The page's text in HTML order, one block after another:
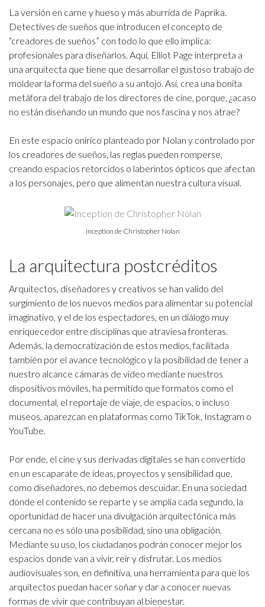
La versión en carne y hueso y más aburrida de Paprika.
Detectives de sueños que introducen el concepto de
“creadores de sueños” con todo lo que ello implica:
profesionales para diseñarlos. Aquí, Elliot Page interpreta a
una arquitecta que tiene que desarrollar el gustoso trabajo de
moldear la forma del sueño a su antojo. Así, crea una bonita
metáfora del trabajo de los directores de cine, porque, ¿acaso
no están diseñando un mundo que nos fascina y nos atrae?
En este espacio onírico planteado por Nolan y controlado por
los creadores de sueños, las reglas pueden romperse,
creando espacios retorcidos o laberintos ópticos que afectan
a los personajes, pero que alimentan nuestra cultura visual.
Inception de Christopher Nolan
La arquitectura postcréditos
Arquitectos, diseñadores y creativos se han valido del
surgimiento de los nuevos medios para alimentar su potencial
imaginativo, y el de los espectadores, en un diálogo muy
enriquecedor entre disciplinas que atraviesa fronteras.
Además, la democratización de estos medios, facilitada
también por el avance tecnológico y la posibilidad de tener a
nuestro alcance cámaras de video mediante nuestros
dispositivos móviles, ha permitido que formatos como el
documental, el reportaje de viaje, de espacios, o incluso
museos, aparezcan en plataformas como TikTok, Instagram o
YouTube.
Por ende, el cine y sus derivadas digitales se han convertido
en un escaparate de ideas, proyectos y sensibilidad que,
como diseñadores, no debemos descuidar. En una sociedad
donde el contenido se reparte y se amplía cada segundo, la
oportunidad de hacer una divulgación arquitectónica más
cercana no es sólo una posibilidad, sino una obligación.
Mediante su uso, los ciudadanos podrán conocer mejor los
espacios donde van a vivir, reír y disfrutar. Los medios
audiovisuales son, en definitiva, una herramienta para que los
arquitectos puedan hacer soñar y dar a conocer nuevas
formas de vivir que contribuyan al bienestar.